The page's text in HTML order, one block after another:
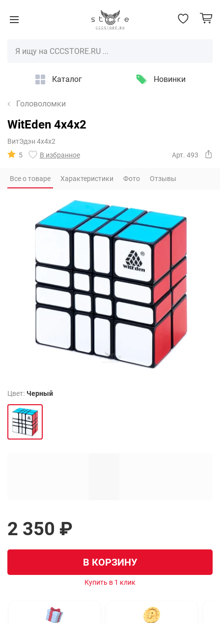
Каталог Новинки
Головоломки
WitEden 4x4x2
ВитЭдэн 4х4х2
5
В избранное Арт. 493
Все о товаре Характеристики Фото Отзывы
Цвет: Черный
2 350 ₽
В КОРЗИНУ
Купить в 1 клик